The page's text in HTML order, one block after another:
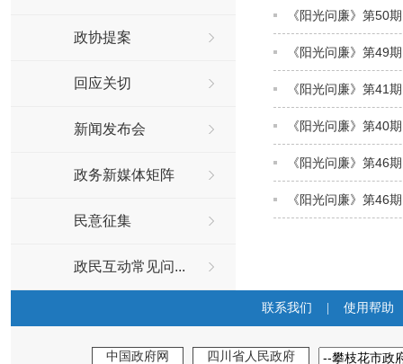
政协提案
回应关切
新闻发布会
政务新媒体矩阵
民意征集
政民互动常见问...
《阳光问廉》第50期
《阳光问廉》第49期
《阳光问廉》第41期
《阳光问廉》第40期
《阳光问廉》第46
《阳光问廉》第46
联系我们 使用帮助
中国政府网 四川省人民政府